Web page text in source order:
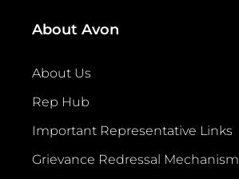
About Avon
About Us
Rep Hub
Important Representative Links
Grievance Redressal Mechanism